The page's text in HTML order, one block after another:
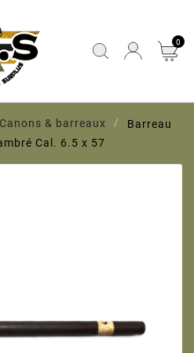
0
Canons & barreaux
Barreau
Cal. 6.5 x 57